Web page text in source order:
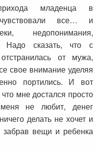
младенца в
все… и
недопонимания,
Надо сказать, что с
от мужа,
свое внимание уделяя
портились. И вот
мне достался просто
не любит, денег
делать не хочет и
вещи и ребенка